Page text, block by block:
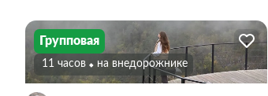
Групповая
11 часов На внедорожнике